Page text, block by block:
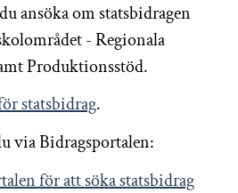
ansöka om statsbidragen
- Regionala
Produktionsstöd.
statsbidrag.
via Bidragsportalen:
för att söka statsbidrag